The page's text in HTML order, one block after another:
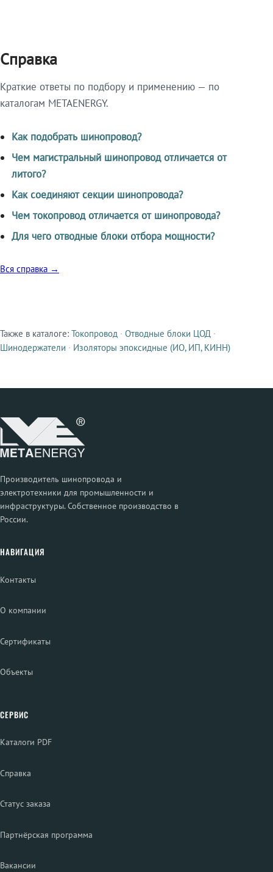
Справка
Краткие ответы по подбору и применению — по
каталогам METAENERGY.
Как подобрать шинопровод?
Чем магистральный шинопровод отличается от
литого?
Как соединяют секции шинопровода?
Чем токопровод отличается от шинопровода?
Для чего отводные блоки отбора мощности?
Вся справка →
Смежные продукты
Также в каталоге: Токопровод · Отводные блоки ЦОД ·
Шинодержатели · Изоляторы эпоксидные (ИО, ИП, КИНН)
Производитель шинопровода и
электротехники для промышленности и
инфраструктуры. Собственное производство в
России.
НАВИГАЦИЯ
Контакты
О компании
Сертификаты
Объекты
СЕРВИС
Каталоги PDF
Справка
Статус заказа
Партнёрская программа
Вакансии